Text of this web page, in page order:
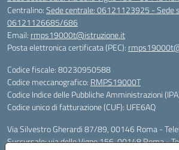
Centralino:Sede centrale: 06121123925 - Sede
06121126685/686
Email: rmps19000t@istruzione.it
Posta elettronica certificata (PEC):
Codice fiscale: 80230950588
Codice meccanografico: RMPS19000T
Codice Indice delle Pubbliche Amministrazioni
Codice unico di fatturazione (CUF): UFE6AQ
Via Silvestro Gherardi 87/89, 00146 Roma -
Succursale: via delle Vigne 156, 00148 Roma -